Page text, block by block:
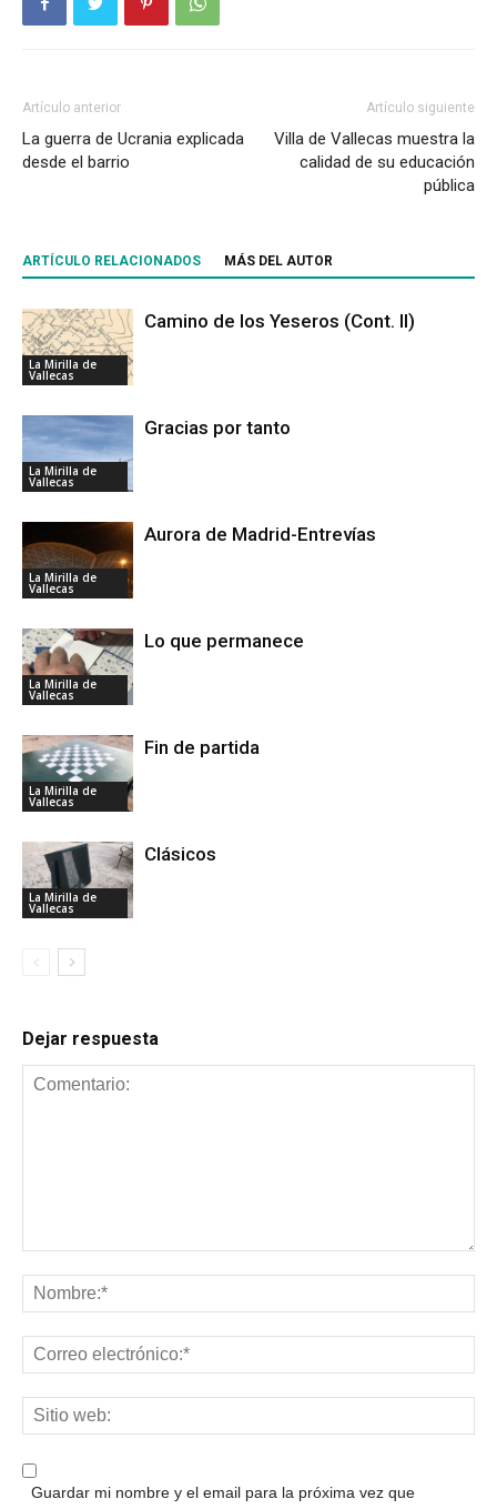
Artículo anterior
La guerra de Ucrania explicada
desde el barrio
Artículo siguiente
Villa de Vallecas muestra la
calidad de su educación
pública
ARTÍCULO RELACIONADOS MÁS DEL AUTOR
La Mirilla de
Vallecas
Camino de los Yeseros (Cont. II)
La Mirilla de
Vallecas
Gracias por tanto
La Mirilla de
Vallecas
Aurora de Madrid-Entrevías
La Mirilla de
Vallecas
Lo que permanece
La Mirilla de
Vallecas
Fin de partida
La Mirilla de
Vallecas
Clásicos
Dejar respuesta
Guardar mi nombre y el email para la próxima vez que